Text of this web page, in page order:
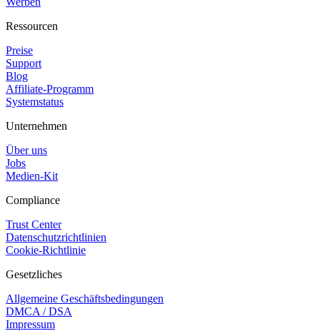
Ressourcen
Preise
Support
Blog
Affiliate-Programm
Systemstatus
Unternehmen
Über uns
Jobs
Medien-Kit
Compliance
Trust Center
Datenschutzrichtlinien
Cookie-Richtlinie
Gesetzliches
Allgemeine Geschäftsbedingungen
DMCA / DSA
Impressum